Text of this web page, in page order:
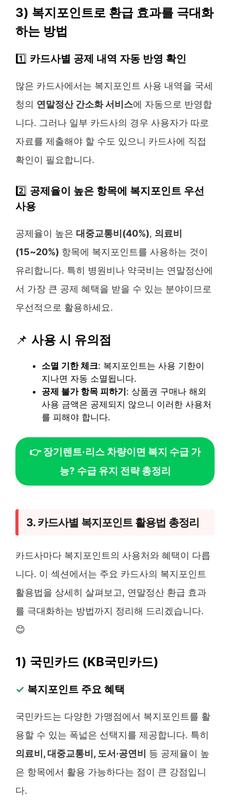
3) 복지포인트로 환급 효과를 극대화
하는 방법
1️⃣ 카드사별 공제 내역 자동 반영 확인
많은 카드사에서는 복지포인트 사용 내역을 국세
청의 연말정산 간소화 서비스에 자동으로 반영합
니다. 그러나 일부 카드사의 경우 사용자가 따로
자료를 제출해야 할 수도 있으니 카드사에 직접
확인이 필요합니다.
2️⃣ 공제율이 높은 항목에 복지포인트 우선
사용
공제율이 높은 대중교통비(40%), 의료비
(15~20%) 항목에 복지포인트를 사용하는 것이
유리합니다. 특히 병원비나 약국비는 연말정산에
서 가장 큰 공제 혜택을 받을 수 있는 분야이므로
우선적으로 활용하세요.
📌 사용 시 유의점
소멸 기한 체크: 복지포인트는 사용 기한이
지나면 자동 소멸됩니다.
공제 불가 항목 피하기 : 상품권 구매나 해외
사용 금액은 공제되지 않으니 이러한 사용처
를 피해야 합니다.
👉 장기렌트·리스 차량이면 복지 수급 가
능? 수급 유지 전략 총정리
3. 카드사별 복지포인트 활용법 총정리
카드사마다 복지포인트의 사용처와 혜택이 다릅
니다. 이 섹션에서는 주요 카드사의 복지포인트
활용법을 상세히 살펴보고, 연말정산 환급 효과
를 극대화하는 방법까지 정리해 드리겠습니다.
😊
1) 국민카드 (KB국민카드)
✓ 복지포인트 주요 혜택
국민카드는 다양한 가맹점에서 복지포인트를 활
용할 수 있는 폭넓은 선택지를 제공합니다. 특히
의료비, 대중교통비, 도서·공연비
등 공제율이 높
은 항목에서 활용 가능하다는 점이 큰 강점입니
다.